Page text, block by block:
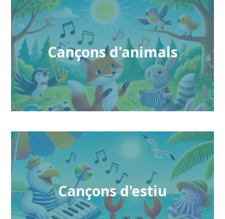
Cançons d'animals
Cançons d'estiu